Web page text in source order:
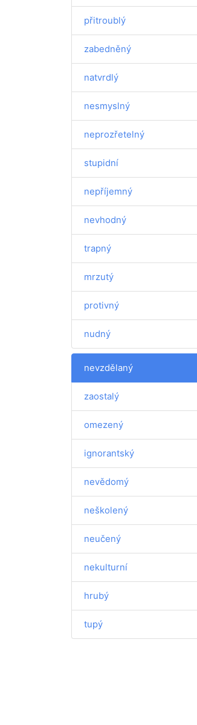
přitroublý
zabedněný
natvrdlý
nesmyslný
neprozřetelný
stupidní
nepříjemný
nevhodný
trapný
mrzutý
protivný
nudný
nevzdělaný
zaostalý
omezený
ignorantský
nevědomý
neškolený
neučený
nekulturní
hrubý
tupý